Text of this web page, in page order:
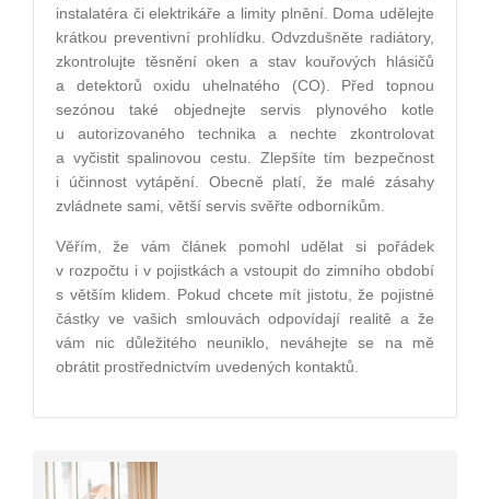
instalatéra či elektrikáře a limity plnění. Doma udělejte
krátkou preventivní prohlídku. Odvzdušněte radiátory,
zkontrolujte těsnění oken a stav kouřových hlásičů
a detektorů oxidu uhelnatého (CO). Před topnou
sezónou také objednejte servis plynového kotle
u autorizovaného technika a nechte zkontrolovat
a vyčistit spalinovou cestu. Zlepšíte tím bezpečnost
i účinnost vytápění. Obecně platí, že malé zásahy
zvládnete sami, větší servis svěřte odborníkům.
Věřím, že vám článek pomohl udělat si pořádek
v rozpočtu i v pojistkách a vstoupit do zimního období
s větším klidem. Pokud chcete mít jistotu, že pojistné
částky ve vašich smlouvách odpovídají realitě a že
vám nic důležitého neuniklo, neváhejte se na mě
obrátit prostřednictvím uvedených kontaktů.